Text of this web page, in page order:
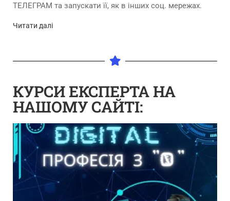
ТЕЛЕГРАМ та запускати її, як в інших соц. мережах.
Читати далі
КУРСИ ЕКСПЕРТА НА
НАШОМУ САЙТІ: